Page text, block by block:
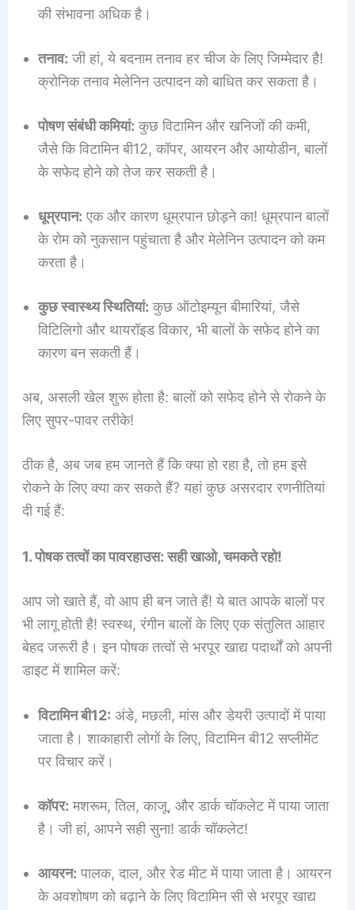
की संभावना अधिक है।
तनाव: जी हां, ये बदनाम तनाव हर चीज के लिए जिम्मेदार है!
क्रोनिक तनाव मेलेनिन उत्पादन को बाधित कर सकता है।
पोषण संबंधी कमियां: कुछ विटामिन और खनिजों की कमी,
जैसे कि विटामिन बी12, कॉपर, आयरन और आयोडीन, बालों
के सफेद होने को तेज कर सकती है।
धूम्रपान: एक और कारण धूम्रपान छोड़ने का! धूम्रपान बालों
के रोम को नुकसान पहुंचाता है और मेलेनिन उत्पादन को कम
करता है।
कुछ स्वास्थ्य स्थितियां: कुछ ऑटोइम्यून बीमारियां, जैसे
विटिलिगो और थायरॉइड विकार, भी बालों के सफेद होने का
कारण बन सकती हैं।
अब, असली खेल शुरू होता है: बालों को सफेद होने से रोकने के
लिए सुपर-पावर तरीके!
ठीक है, अब जब हम जानते हैं कि क्या हो रहा है, तो हम इसे
रोकने के लिए क्या कर सकते हैं? यहां कुछ असरदार रणनीतियां
दी गई हैं:
1. पोषक तत्वों का पावरहाउस: सही खाओ, चमकते रहो!
आप जो खाते हैं, वो आप ही बन जाते हैं! ये बात आपके बालों पर
भी लागू होती है! स्वस्थ, रंगीन बालों के लिए एक संतुलित आहार
बेहद जरूरी है। इन पोषक तत्वों से भरपूर खाद्य पदार्थों को अपनी
डाइट में शामिल करें:
विटामिन बी12: अंडे, मछली, मांस और डेयरी उत्पादों में पाया
जाता है। शाकाहारी लोगों के लिए, विटामिन बी12 सप्लीमेंट
पर विचार करें।
कॉपर: मशरूम, तिल, काजू, और डार्क चॉकलेट में पाया जाता
है। जी हां, आपने सही सुना! डार्क चॉकलेट!
आयरन: पालक, दाल, और रेड मीट में पाया जाता है। आयरन
के अवशोषण को बढ़ाने के लिए विटामिन सी से भरपूर खाद्य